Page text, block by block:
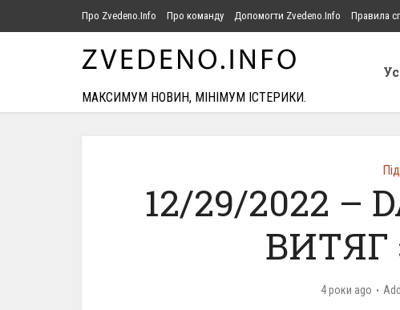
Про Zvedeno.Info Про команду Допомогти Zvedeno.Info Правила
МАКСИМУМ НОВИН, МІНІМУМ ІСТЕРИКИ.
12/29/2022 –
ВИТЯГ
4 роки ago